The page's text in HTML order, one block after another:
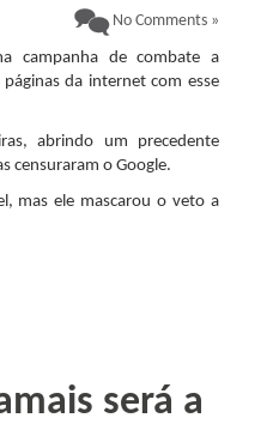
No Comments »
campanha de combate a
da internet com esse
abrindo um precedente
censuraram o Google.
mas ele mascarou o veto a
será a